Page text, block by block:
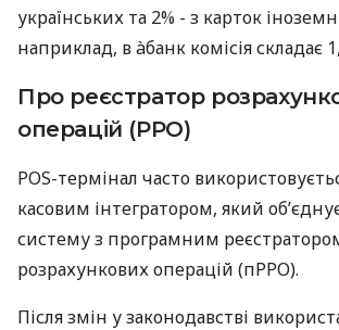
українських та 2% - з карток
наприклад, в àбанк комісія складає
Про реєстратор
операцій (РРО)
POS-термінал часто
касовим інтегратором, який
систему з програмним
розрахункових операцій (пРРО).
Після змін у законодавстві